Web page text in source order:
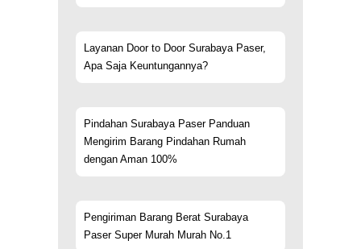
Layanan Door to Door Surabaya Paser,
Apa Saja Keuntungannya?
Pindahan Surabaya Paser Panduan
Mengirim Barang Pindahan Rumah
dengan Aman 100%
Pengiriman Barang Berat Surabaya
Paser Super Murah Murah No.1